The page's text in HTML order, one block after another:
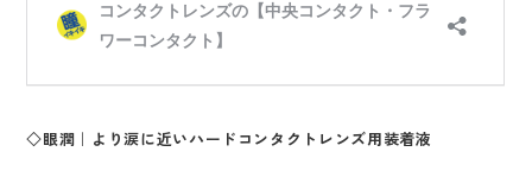
◇眼潤｜より涙に近いハードコンタクトレンズ用装着液